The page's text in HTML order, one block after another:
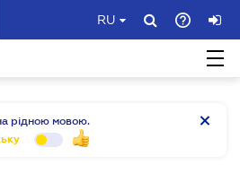
RU
рідною мовою.